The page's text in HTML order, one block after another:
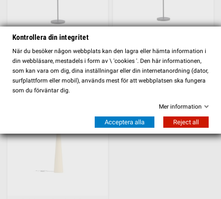
Golvlampa Mabis, Svart
2 509,00 kr
SE MER
3 039,00 kr
SE MER
Kontrollera din integritet
När du besöker någon webbplats kan den lagra eller hämta information i
din webbläsare, mestadels i form av \ 'cookies '. Den här informationen,
som kan vara om dig, dina inställningar eller din internetanordning (dator,
surfplattform eller mobil), används mest för att webbplatsen ska fungera
som du förväntar dig.
Mer information
Acceptera alla Reject all